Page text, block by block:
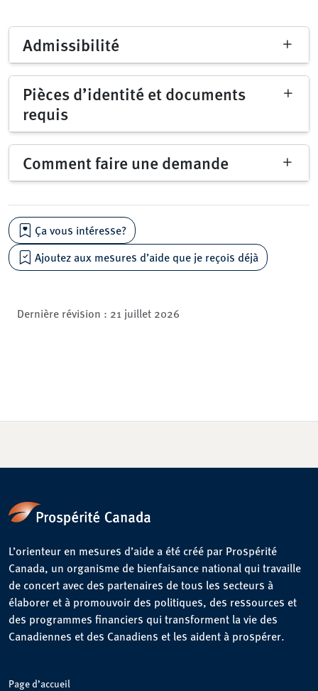
Admissibilité
Pièces d’identité et documents
requis
Comment faire une demande
Ça vous intéresse?
Ajoutez aux mesures d’aide que je reçois déjà
Dernière révision : 21 juillet 2026
L’orienteur en mesures d’aide a été créé par Prospérité
Canada, un organisme de bienfaisance national qui travaille
de concert avec des partenaires de tous les secteurs à
élaborer et à promouvoir des politiques, des ressources et
des programmes financiers qui transforment la vie des
Canadiennes et des Canadiens et les aident à prospérer.
Page d’accueil